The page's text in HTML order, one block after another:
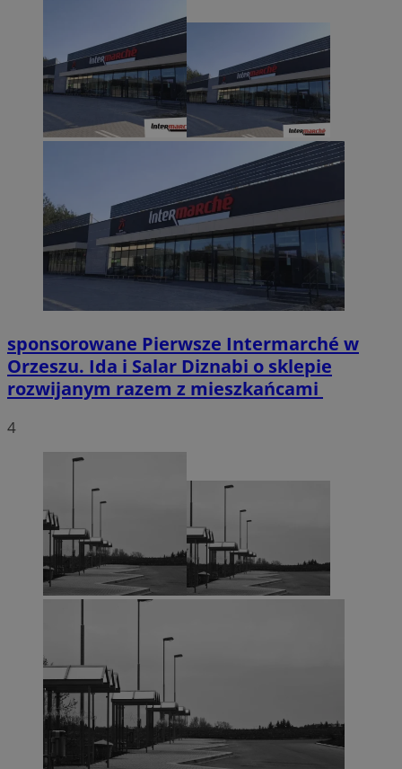
sponsorowane Pierwsze Intermarché w
Orzeszu. Ida i Salar Diznabi o sklepie
rozwijanym razem z mieszkańcami
4